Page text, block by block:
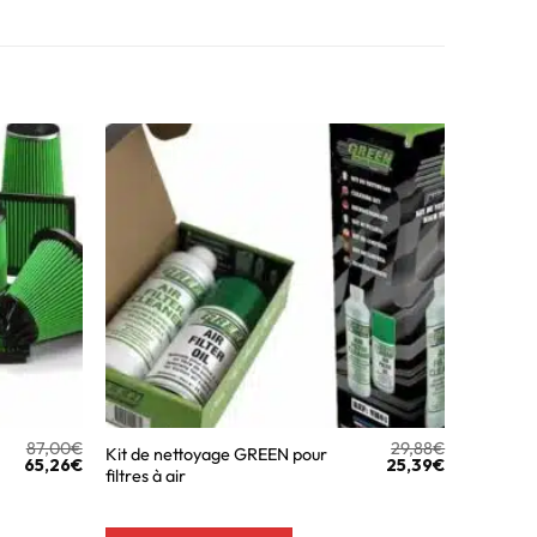
87,00€
65,26€
Kit de nettoyage GREEN pour
filtres à air
29,88€
25,39€